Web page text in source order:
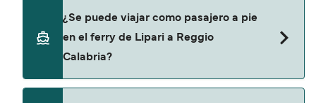
Calabria a través de nuestro buscador de ferry
online. Además, también puedes consultar
nuestra página de ofertas para descrubrir las
últimas promociones y descuentos de las
¿Se puede viajar como pasajero a pie
en el ferry de Lipari a Reggio
Calabria?